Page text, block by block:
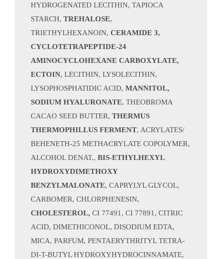
HYDROGENATED LECITHIN, TAPIOCA
STARCH, TREHALOSE,
TRIETHYLHEXANOIN, CERAMIDE 3,
CYCLOTETRAPEPTIDE-24
AMINOCYCLOHEXANE CARBOXYLATE,
ECTOIN, LECITHIN, LYSOLECITHIN,
LYSOPHOSPHATIDIC ACID, MANNITOL,
SODIUM HYALURONATE, THEOBROMA
CACAO SEED BUTTER, THERMUS
THERMOPHILLUS FERMENT, ACRYLATES/
BEHENETH-25 METHACRYLATE COPOLYMER,
ALCOHOL DENAT., BIS-ETHYLHEXYL
HYDROXYDIMETHOXY
BENZYLMALONATE, CAPRYLYL GLYCOL,
CARBOMER, CHLORPHENESIN,
CHOLESTEROL, CI 77491, CI 77891, CITRIC
ACID, DIMETHICONOL, DISODIUM EDTA,
MICA, PARFUM, PENTAERYTHRITYL TETRA-
DI-T-BUTYL HYDROXYHYDROCINNAMATE,